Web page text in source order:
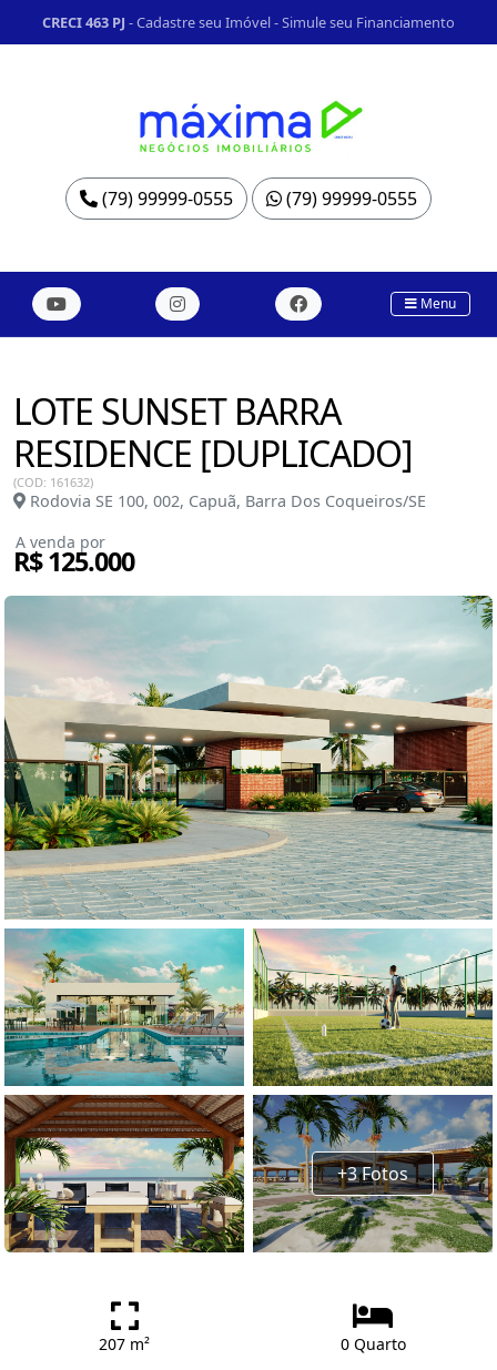
CRECI 463 PJ -Cadastre seu Imóvel-Simule seu Financiamento
(79) 99999-0555 (79) 99999-0555
Menu
LOTE SUNSET BARRA
RESIDENCE [DUPLICADO]
(COD: 161632)
Rodovia SE 100, 002, Capuã, Barra Dos Coqueiros/SE
A venda por
R$ 125.000
+3 Fotos
207 m² 0 Quarto